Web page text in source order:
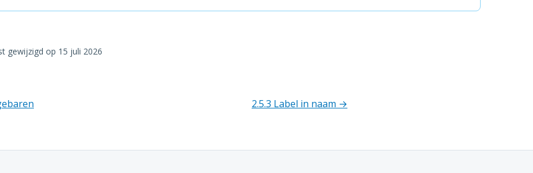
gewijzigd op 15 juli 2026
2.5.3 Label in naam →